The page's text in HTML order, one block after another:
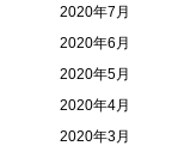
2020年7月
2020年6月
2020年5月
2020年4月
2020年3月